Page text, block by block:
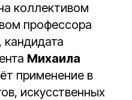
коллективом
профессора
Михаила
применение в
искусственных